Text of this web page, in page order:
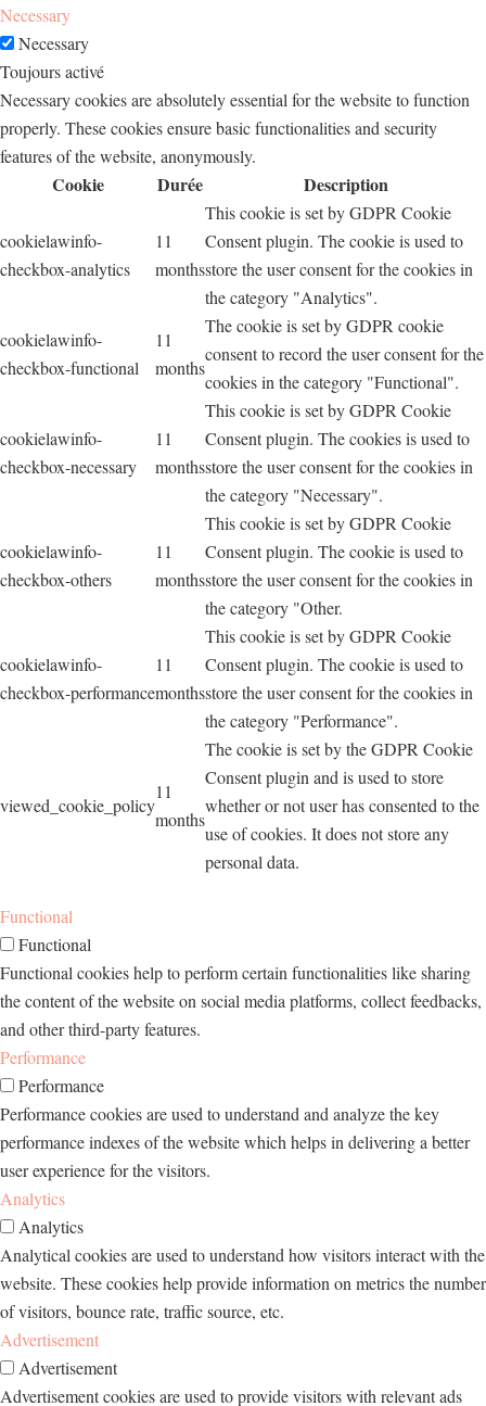
Necessary
Necessary
Toujours activé
Necessary cookies are absolutely essential for the website to function
properly. These cookies ensure basic functionalities and security
features of the website, anonymously.
Cookie Durée Description
cookielawinfo-
checkbox-analytics
11
months
This cookie is set by GDPR Cookie
Consent plugin. The cookie is used to
store the user consent for the cookies in
the category "Analytics".
cookielawinfo-
checkbox-functional
11
months
The cookie is set by GDPR cookie
consent to record the user consent for the
cookies in the category "Functional".
cookielawinfo-
checkbox-necessary
11
months
This cookie is set by GDPR Cookie
Consent plugin. The cookies is used to
store the user consent for the cookies in
the category "Necessary".
cookielawinfo-
checkbox-others
11
months
This cookie is set by GDPR Cookie
Consent plugin. The cookie is used to
store the user consent for the cookies in
the category "Other.
cookielawinfo-
checkbox-performance
11
months
This cookie is set by GDPR Cookie
Consent plugin. The cookie is used to
store the user consent for the cookies in
the category "Performance".
viewed_cookie_policy
11
months
The cookie is set by the GDPR Cookie
Consent plugin and is used to store
whether or not user has consented to the
use of cookies. It does not store any
personal data.
Functional
Functional
Functional cookies help to perform certain functionalities like sharing
the content of the website on social media platforms, collect feedbacks,
and other third-party features.
Performance
Performance
Performance cookies are used to understand and analyze the key
performance indexes of the website which helps in delivering a better
user experience for the visitors.
Analytics
Analytics
Analytical cookies are used to understand how visitors interact with the
website. These cookies help provide information on metrics the number
of visitors, bounce rate, traffic source, etc.
Advertisement
Advertisement
Advertisement cookies are used to provide visitors with relevant ads